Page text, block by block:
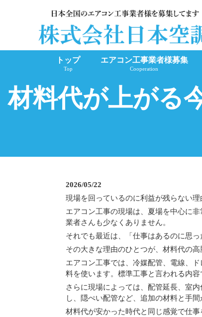
トップ
Top
エアコン工事業者様募集
Cooperation
材料代が上がる
2026/05/22
現場を回っているのに利益が残らない理
エアコン工事の現場は、夏場を中心に
業者さんも少なくありません。
それでも最近は、「仕事はあるのに思
その大きな理由のひとつが、材料代の高
エアコン工事では、冷媒配管、電線、
料を使います。標準工事と言われる内
さらに現場によっては、配管延長、室
し、隠ぺい配管など、追加の材料と手間
材料代が安かった時代と同じ感覚で仕